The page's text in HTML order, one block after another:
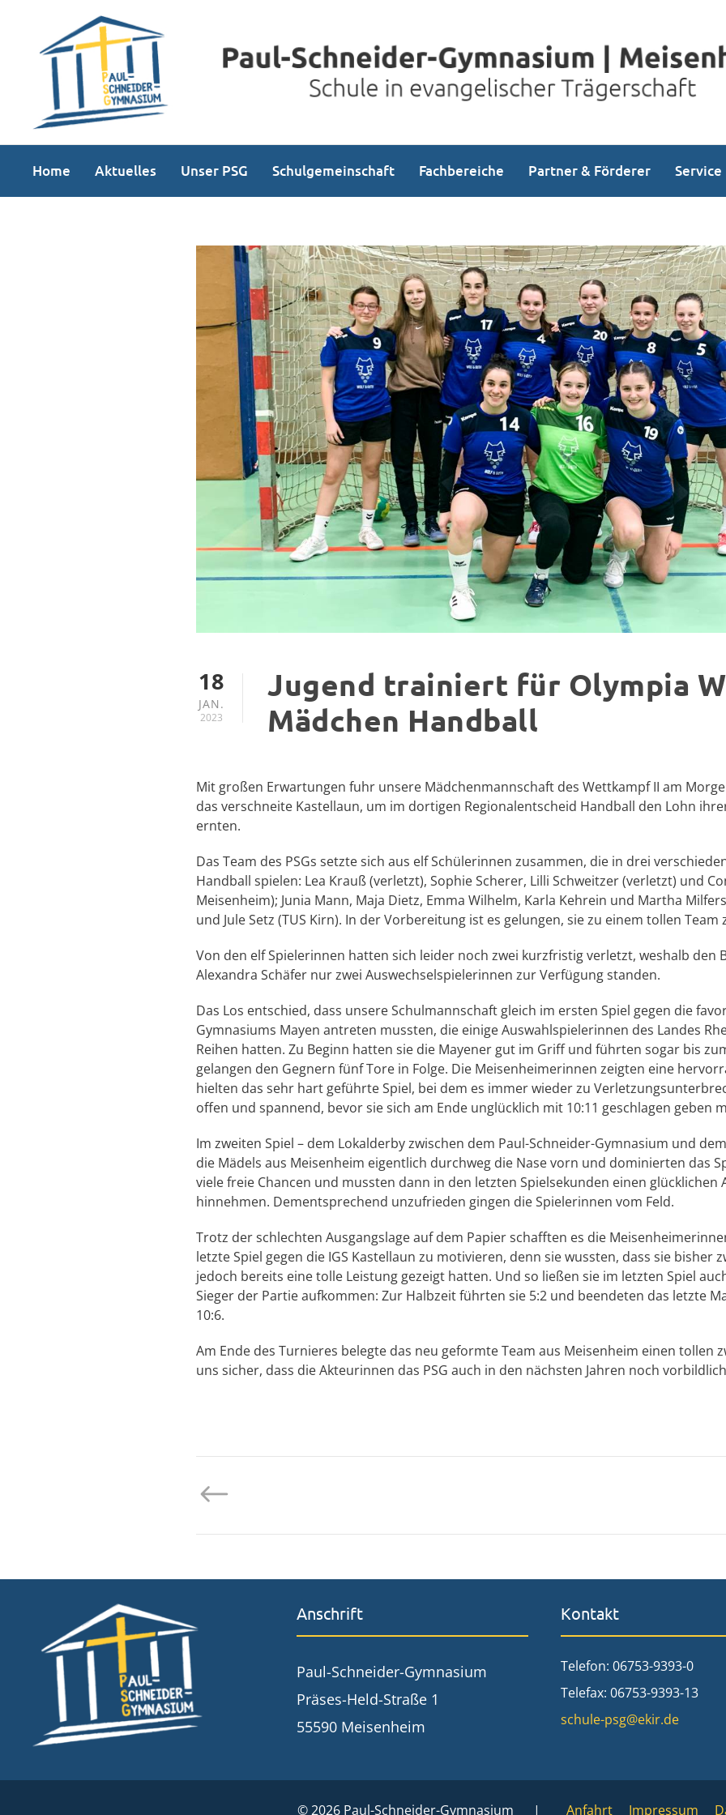
Home Aktuelles Unser PSG Schulgemeinschaft Fachbereiche Partner & Förderer Service
18
JAN.
2023
Jugend trainiert für Olympia
Mädchen Handball
Mit großen Erwartungen fuhr unsere Mädchenmannschaft des Wettkampf II am
das verschneite Kastellaun, um im dortigen Regionalentscheid Handball den Lohn
ernten.
Das Team des PSGs setzte sich aus elf Schülerinnen zusammen, die in drei
Handball spielen: Lea Krauß (verletzt), Sophie Scherer, Lilli Schweitzer (verletzt) und
Meisenheim); Junia Mann, Maja Dietz, Emma Wilhelm, Karla Kehrein und Martha
und Jule Setz (TUS Kirn). In der Vorbereitung ist es gelungen, sie zu einem tollen Team
Von den elf Spielerinnen hatten sich leider noch zwei kurzfristig verletzt, weshalb den
Alexandra Schäfer nur zwei Auswechselspielerinnen zur Verfügung standen.
Das Los entschied, dass unsere Schulmannschaft gleich im ersten Spiel gegen die
Gymnasiums Mayen antreten mussten, die einige Auswahlspielerinnen des Landes
Reihen hatten. Zu Beginn hatten sie die Mayener gut im Griff und führten sogar bis
gelangen den Gegnern fünf Tore in Folge. Die Meisenheimerinnen zeigten eine
hielten das sehr hart geführte Spiel, bei dem es immer wieder zu
offen und spannend, bevor sie sich am Ende unglücklich mit 10:11 geschlagen geben
Im zweiten Spiel – dem Lokalderby zwischen dem Paul-Schneider-Gymnasium und
die Mädels aus Meisenheim eigentlich durchweg die Nase vorn und dominierten das
viele freie Chancen und mussten dann in den letzten Spielsekunden einen glücklichen
hinnehmen. Dementsprechend unzufrieden gingen die Spielerinnen vom Feld.
Trotz der schlechten Ausgangslage auf dem Papier schafften es die
letzte Spiel gegen die IGS Kastellaun zu motivieren, denn sie wussten, dass sie bisher
jedoch bereits eine tolle Leistung gezeigt hatten. Und so ließen sie im letzten Spiel
Sieger der Partie aufkommen: Zur Halbzeit führten sie 5:2 und beendeten das letzte
10:6.
Am Ende des Turnieres belegte das neu geformte Team aus Meisenheim einen tollen
uns sicher, dass die Akteurinnen das PSG auch in den nächsten Jahren noch
Anschrift
Paul-Schneider-Gymnasium
Präses-Held-Straße 1
55590 Meisenheim
Kontakt
Telefon: 06753-9393-0
Telefax: 06753-9393-13
schule-psg@ekir.de
© 2026 Paul-Schneider-Gymnasium | Anfahrt Impressum